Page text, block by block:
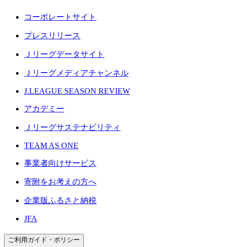
コーポレートサイト
プレスリリース
Ｊリーグデータサイト
Ｊリーグメディアチャンネル
J.LEAGUE SEASON REVIEW
アカデミー
Ｊリーグサステナビリティ
TEAM AS ONE
事業者向けサービス
寄附をお考えの方へ
企業版ふるさと納税
JFA
ご利用ガイド・ポリシー